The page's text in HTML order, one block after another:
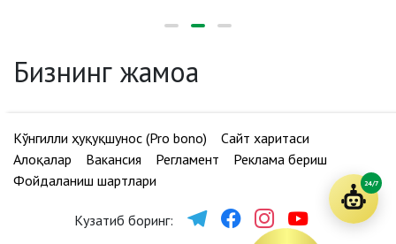
Ўзбекистон Республикасининг "Жамоатчилик
Ўзбекистон Республикаси Президентининг 16.04.2020
04.03.2021 йилдаги ПФ-6181-сон Фармони
Ўзбекистон Республикаси Президентининг 03.03.2021
йилдаги ПҚ-5012-сон Қарори
Ўзбекистон Республикаси Вазирлар Маҳкамасининг
қарори, 22.04.2022 йилдаги 208-сон
Бизнинг жамоа
Кўнгилли ҳуқуқшунос (Pro bono)
Сайт харитаси
Алоқалар
Вакансия Регламент
Реклама бериш
Фойдаланиш шартлари
Кузатиб боринг:
24/7